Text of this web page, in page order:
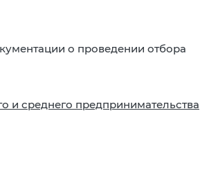
о проведении отбора
и среднего предпринимательства